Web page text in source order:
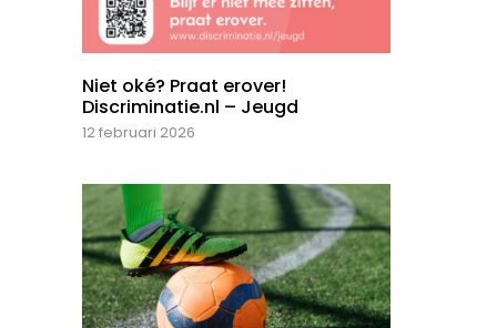
Niet oké? Praat erover!
Discriminatie.nl – Jeugd
12 februari 2026